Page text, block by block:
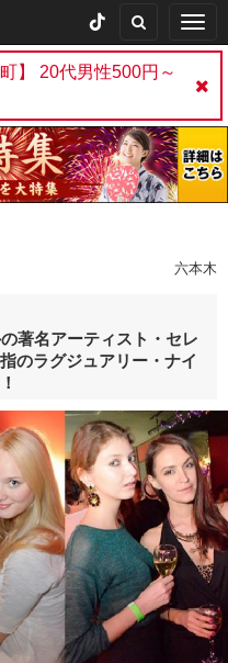
】 20代男性500円～
六本木
著名アーティスト・セレ
のラグジュアリー・ナイ